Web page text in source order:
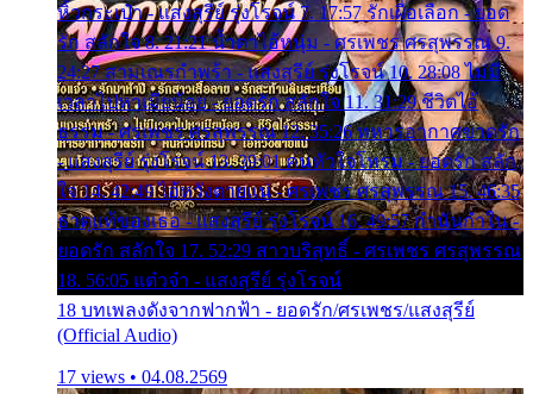
หิ้วกระเป๋า - แสงสุรีย์ รุ่งโรจน์ 7. 17:57 รักเผื่อเลือก - ยอด
รัก สลักใจ 8. 21:21 น้ำตาไอ้หนุ่ม - ศรเพชร ศรสุพรรณ 9.
24:27 สามเณรกำพร้า - แสงสุรีย์ รุ่งโรจน์ 10. 28:08 ไม่มี
เวลาไปหาเมียน้อย - ยอดรัก สลักใจ 11. 31:29 ชีวิตไอ้
ธรรม - ศรเพชร ศรสุพรรณ 12. 35:26 ทหารอากาศขาดรัก
- แสงสุรีย์ รุ่งโรจน์ 13. 39:01 คนหัวใจโทรม - ยอดรัก สลัก
ใจ 14. 42:49 ไอ้หวังตายแน่ - ศรเพชร ศรสุพรรณ 15. 46:35
ธาตุแท้ของเธอ - แสงสุรีย์ รุ่งโรจน์ 16. 49:57 กำนันกำใน -
ยอดรัก สลักใจ 17. 52:29 สาวบริสุทธิ์ - ศรเพชร ศรสุพรรณ
18. 56:05 แต๋วจ๋า - แสงสุรีย์ รุ่งโรจน์
18 บทเพลงดังจากฟากฟ้า - ยอดรัก/ศรเพชร/แสงสุรีย์
(Official Audio)
17 views • 04.08.2569